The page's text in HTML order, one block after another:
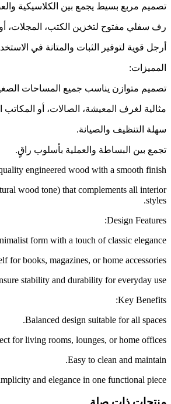
تصميم مربع بسيط يجمع بين الكلاسيكية
رف سفلي مفتوح لتخزين الكتب، المجلات،
أرجل قوية لتوفير الثبات والمتانة في
المميزات:
تصميم متوازن يناسب جميع المساحات
مثالية لغرف المعيشة، الصالات، أو المكاتب
سهلة التنظيف والصيانة.
تجمع بين البساطة والعملية بأسلوب راقٍ.
engineered wood with a smooth finish.
wood tone) that complements all interior
styles.
Design Features:
form with a touch of classic elegance.
for books, magazines, or home accessories.
stability and durability for everyday use.
Key Benefits:
Balanced design suitable for all spaces.
for living rooms, lounges, or home offices.
Easy to clean and maintain.
and elegance in one functional piece.